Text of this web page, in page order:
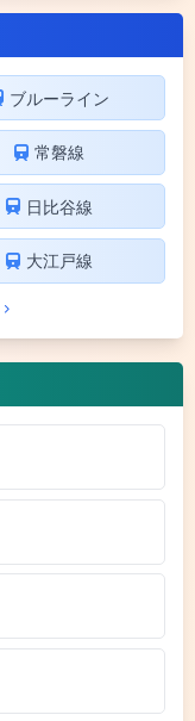
ブルーライン
常磐線
日比谷線
大江戸線